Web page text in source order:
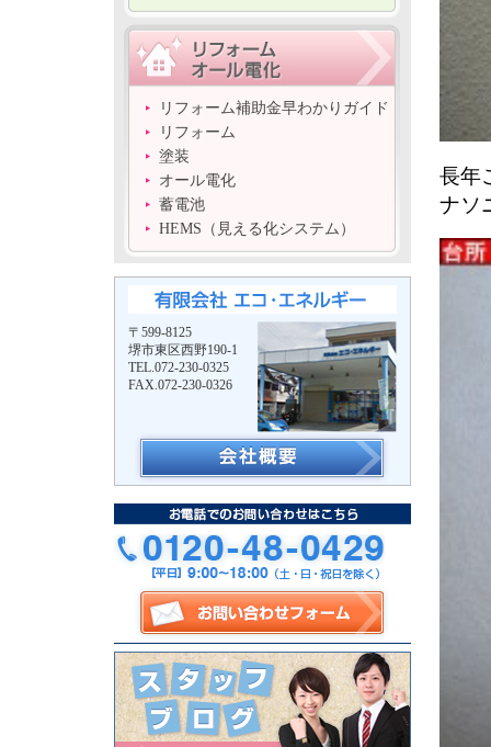
リフォーム補助金早わかりガイド
リフォーム
塗装
オール電化
蓄電池
HEMS（見える化システム）
〒599-8125
堺市東区西野190-1
TEL.072-230-0325
FAX.072-230-0326
長年
ナソ